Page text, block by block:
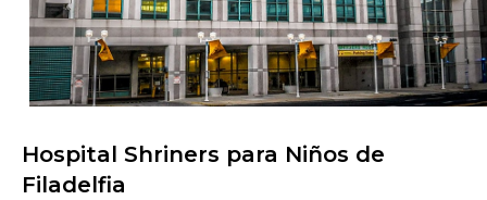
Buscar centros de atención
Hospital Shriners para Niños de
Filadelfia